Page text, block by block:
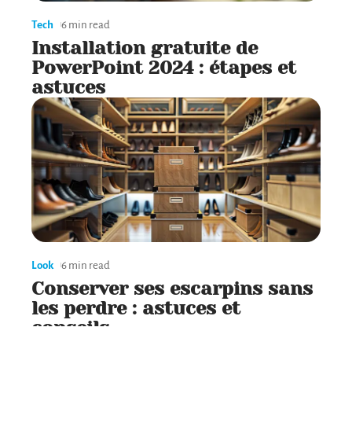
Tech 6 min read
Installation gratuite de
PowerPoint 2024 : étapes et
astuces
Look 6 min read
Conserver ses escarpins sans
les perdre : astuces et
conseils